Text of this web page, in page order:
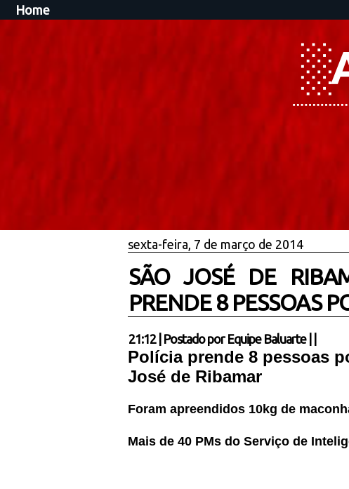
Home
sexta-feira, 7 de março de 2014
SÃO JOSÉ DE
PRENDE 8 PESSOAS
21:12| Postado por Equipe Baluarte
Polícia prende 8 pessoas
José de Ribamar
Foram apreendidos 10kg de
Mais de 40 PMs do Serviço de